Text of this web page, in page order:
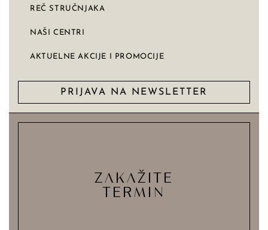
REČ STRUČNJAKA
NAŠI CENTRI
AKTUELNE AKCIJE I PROMOCIJE
PRIJAVA NA NEWSLETTER
ZAKAŽITE
TERMIN